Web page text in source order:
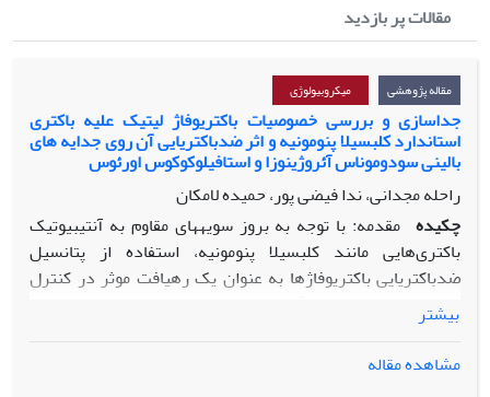
مقالات پر بازدید
مقاله پژوهشی میکروبیولوژی
جداسازی و بررسی خصوصیات باکتریوفاژ لیتیک علیه باکتری
استاندارد کلبسیلا پنومونیه و اثر ضدباکتریایی آن روی جدایه های
بالینی سودوموناس آئروژینوزا و استافیلوکوکوس اورئوس
راحله مجدانی، ندا فیضی پور، حمیده لامکان
چکیده مقدمه: با توجه به بروز سویه­های مقاوم به آنتی­بیوتیک
باکتری‌هایی مانند کلبسیلا پنومونیه، استفاده از پتانسیل
ضدباکتریایی باکتریوفاژها به­ عنوان یک رهیافت­ موثر در کنترل
عفونت­ها مورد توجه قرار گرفته است.
مواد و روش­ها: پس از جداسازی باکتریوفاژ لیتیک (
بیشتر
مشاهده مقاله